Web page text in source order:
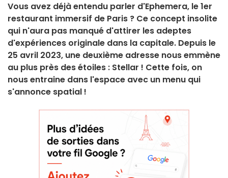
Vous avez déjà entendu parler d'Ephemera, le 1er
restaurant immersif de Paris ? Ce concept insolite
qui n'aura pas manqué d'attirer les adeptes
d'expériences originale dans la capitale. Depuis le
25 avril 2023, une deuxième adresse nous emmène
au plus près des étoiles : Stellar ! Cette fois, on
nous entraine dans l'espace avec un menu qui
s'annonce spatial !